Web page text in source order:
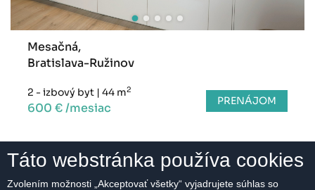
Mesačná,
Bratislava-Ružinov
2 - izbový byt | 44 m2
600 € /mesiac PRENÁJOM
Táto webstránka používa cookies
Zvolením možnosti „Akceptovať všetky“ vyjadrujete súhlas so